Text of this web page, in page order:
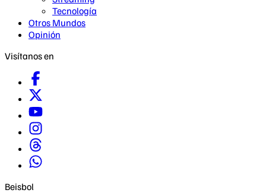
Tecnología
Otros Mundos
Opinión
Visítanos en
Beisbol